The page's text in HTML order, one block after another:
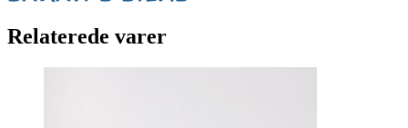
Relaterede varer